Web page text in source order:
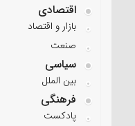
اقتصادی
بازار و اقتصاد
صنعت
سیاسی
بین الملل
فرهنگی
پادکست